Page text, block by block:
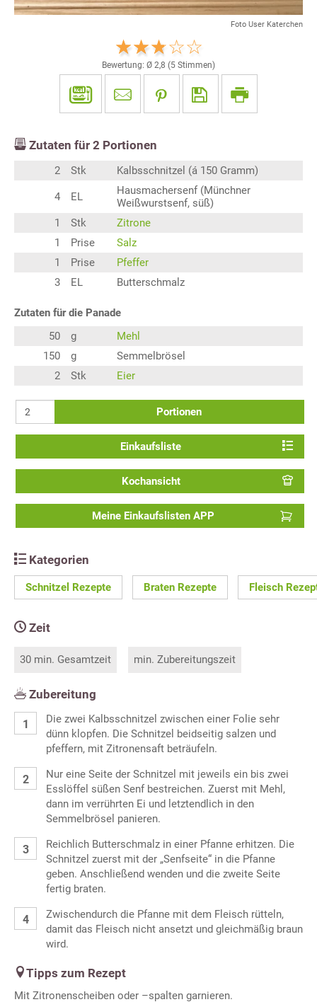
Foto User Katerchen
Bewertung: Ø 2,8 (5 Stimmen)
Zutaten für 2 Portionen
2 Stk Kalbsschnitzel (á 150 Gramm)
4 EL
Hausmachersenf (Münchner
Weißwurstsenf, süß)
1
Stk
Zitrone
1
Prise
Salz
1
Prise
Pfeffer
3
EL Butterschmalz
Zutaten für die Panade
50
g
Mehl
150
g
Semmelbrösel
2
Stk Eier
Portionen
Einkaufsliste
Kochansicht
Meine Einkaufslisten APP
Kategorien
Schnitzel Rezepte Braten Rezepte Fleisch
Zeit
30 min. Gesamtzeit min. Zubereitungszeit
Zubereitung
Die zwei Kalbsschnitzel zwischen einer Folie sehr
dünn klopfen. Die Schnitzel beidseitig salzen und
pfeffern, mit Zitronensaft beträufeln.
Nur eine Seite der Schnitzel mit jeweils ein bis zwei
Esslöffel süßen Senf bestreichen. Zuerst mit Mehl,
dann im verrührten Ei und letztendlich in den
Semmelbrösel panieren.
Reichlich Butterschmalz in einer Pfanne erhitzen. Die
Schnitzel zuerst mit der „Senfseite“ in die Pfanne
geben. Anschließend wenden und die zweite Seite
fertig braten.
Zwischendurch die Pfanne mit dem Fleisch rütteln,
damit das Fleisch nicht ansetzt und gleichmäßig braun
wird.
Tipps zum Rezept
Mit Zitronenscheiben oder –spalten garnieren.